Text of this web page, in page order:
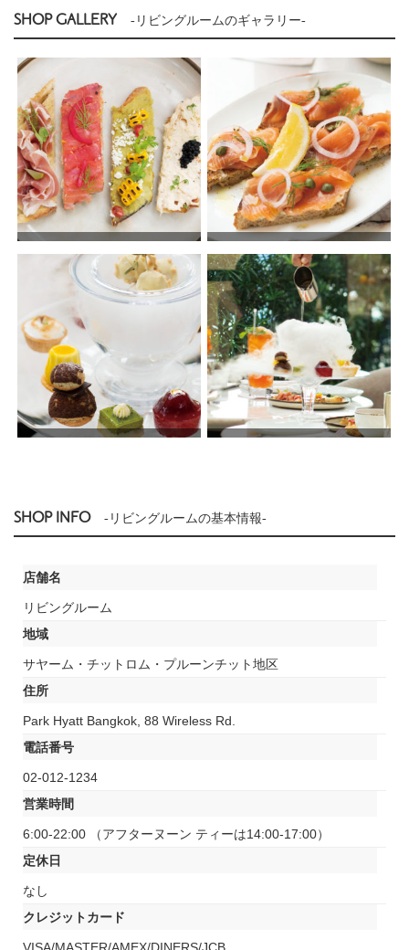
SHOP GALLERY -リビングルームのギャラリー-
SHOP INFO -リビングルームの基本情報-
店舗名
リビングルーム
地域
サヤーム・チットロム・プルーンチット地区
住所
Park Hyatt Bangkok, 88 Wireless Rd.
電話番号
02-012-1234
営業時間
6:00-22:00 （アフターヌーン ティーは14:00-17:00）
定休日
なし
クレジットカード